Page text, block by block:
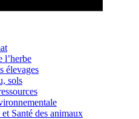
l’herbe
élevages
sols
Santé des animaux